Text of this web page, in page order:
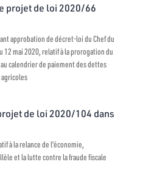
projet de loi 2020/66
approbation de décret-loi du Chef du
12 mai 2020, relatif à la prorogation du
calendrier de paiement des dettes
de loi 2020/104 dans
à la relance de l'économie,
et la lutte contre la fraude fiscale